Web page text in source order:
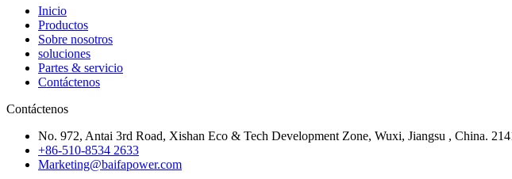
Inicio
Productos
Sobre nosotros
soluciones
Partes & servicio
Contáctenos
Contáctenos
No. 972, Antai 3rd Road, Xishan Eco & Tech Development Zone, Wuxi, Jiangsu , China.
+86-510-8534 2633
Marketing@baifapower.com